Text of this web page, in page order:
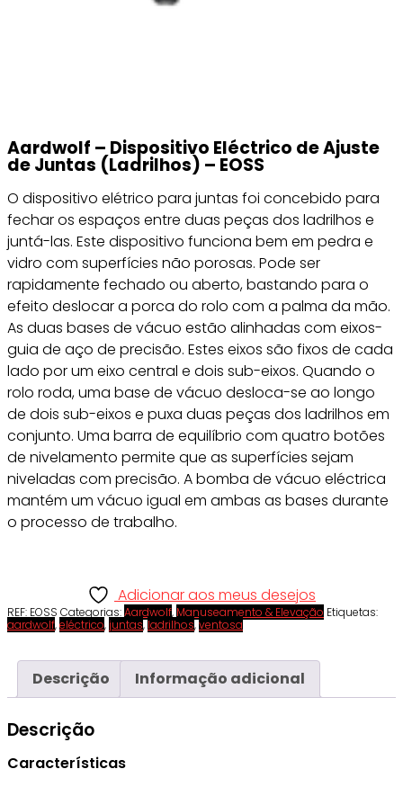
Aardwolf – Dispositivo Eléctrico de Ajuste
de Juntas (Ladrilhos) – EOSS
O dispositivo elétrico para juntas foi concebido para
fechar os espaços entre duas peças dos ladrilhos e
juntá-las. Este dispositivo funciona bem em pedra e
vidro com superfícies não porosas. Pode ser
rapidamente fechado ou aberto, bastando para o
efeito deslocar a porca do rolo com a palma da mão.
As duas bases de vácuo estão alinhadas com eixos-
guia de aço de precisão. Estes eixos são fixos de cada
lado por um eixo central e dois sub-eixos. Quando o
rolo roda, uma base de vácuo desloca-se ao longo
de dois sub-eixos e puxa duas peças dos ladrilhos em
conjunto. Uma barra de equilíbrio com quatro botões
de nivelamento permite que as superfícies sejam
niveladas com precisão. A bomba de vácuo eléctrica
mantém um vácuo igual em ambas as bases durante
o processo de trabalho.
Adicionar aos meus desejos
REF: EOSS Categorias:Aardwolf, Manuseamento & Elevação Etiquetas:
aardwolf,eléctrico, juntas,ladrilhos,ventosa
Descrição Informação adicional
Descrição
Características